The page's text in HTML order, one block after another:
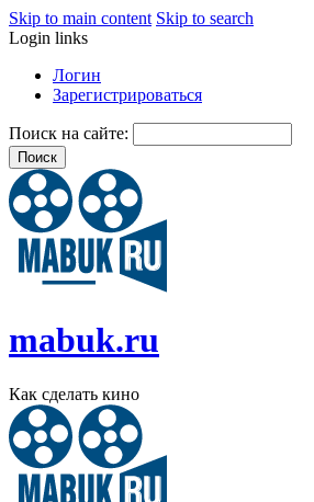
Skip to main content Skip to search
Login links
Логин
Зарегистрироваться
Поиск на сайте:
mabuk.ru
Как сделать кино